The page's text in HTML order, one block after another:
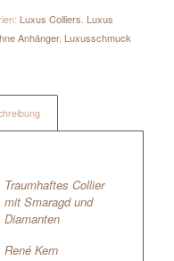
Luxus Colliers, Luxus
Anhänger, Luxusschmuck
Traumhaftes Collier
mit Smaragd und
Diamanten
René Kern